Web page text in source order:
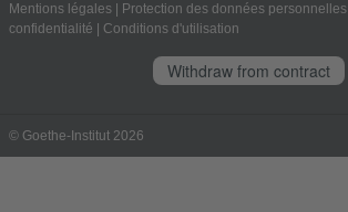
Mentions légales Protection des données personnelles
confidentialité
Conditions d'utilisation
Withdraw from contract
© Goethe-Institut 2026